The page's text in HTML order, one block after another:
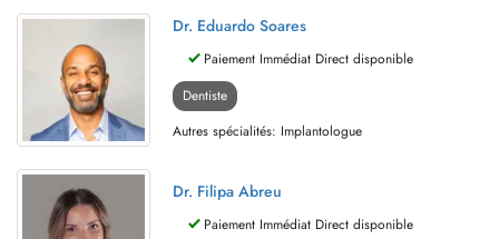
Dr. Eduardo Soares
Paiement Immédiat Direct disponible
Dentiste
Autres spécialités: Implantologue
Dr. Filipa Abreu
Paiement Immédiat Direct disponible